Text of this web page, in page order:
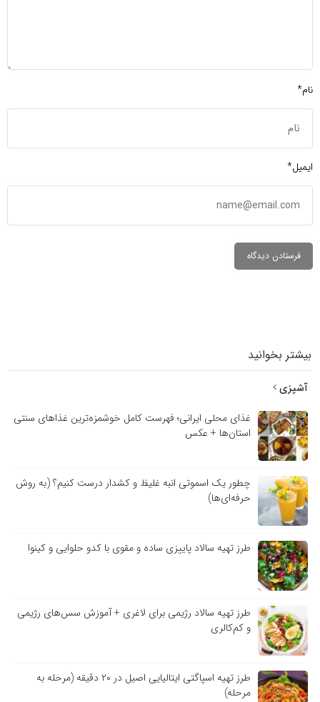
نام*
ایمیل*
بیشتر بخوانید
آشپزی
غذای محلی ایرانی؛ فهرست کامل خوشمزه‌ترین غذاهای سنتی
استان‌ها + عکس
چطور یک اسموتی انبه غلیظ و کشدار درست کنیم؟ (به روش
حرفه‌ای‌ها)
طرز تهیه سالاد پاییزی ساده و مقوی با کدو حلوایی و کینوا
طرز تهیه سالاد رژیمی برای لاغری + آموزش سس‌های رژیمی
و کم‌کالری
طرز تهیه اسپاگتی ایتالیایی اصیل در ۲۰ دقیقه (مرحله به
مرحله)